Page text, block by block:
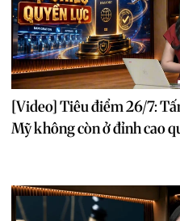
[Video] Tiêu điểm 26/7:
Mỹ không còn ở đỉnh cao